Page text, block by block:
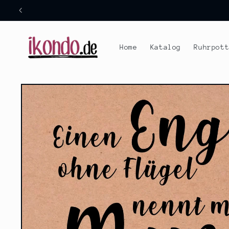
zum
Inhalt
Home Katalog Ruhrpott
Produktinformationen
springen